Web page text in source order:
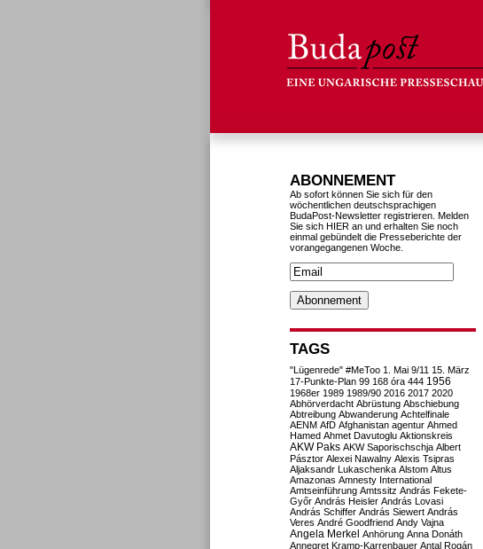
ABONNEMENT
Ab sofort können Sie sich für den
wöchentlichen deutschsprachigen
BudaPost-Newsletter registrieren. Melden
Sie sich HIER an und erhalten Sie noch
einmal gebündelt die Presseberichte der
vorangegangenen Woche.
TAGS
"Lügenrede" #MeToo 1. Mai 9/11 15. März
17-Punkte-Plan 99 168 óra 444 1956
1968er 1989 1989/90 2016 2017 2020
Abhörverdacht Abrüstung Abschiebung
Abtreibung Abwanderung Achtelfinale
AENM AfD Afghanistan agentur Ahmed
Hamed Ahmet Davutoglu Aktionskreis
AKW Paks AKW Saporischschja Albert
Pásztor Alexei Nawalny Alexis Tsipras
Aljaksandr Lukaschenka Alstom Altus
Amazonas Amnesty International
Amtseinführung Amtssitz András Fekete-
Győr András Heisler András Lovasi
András Schiffer András Siewert András
Veres André Goodfriend Andy Vajna
Angela Merkel Anhörung Anna Donáth
Annegret Kramp-Karrenbauer Antal Rogán